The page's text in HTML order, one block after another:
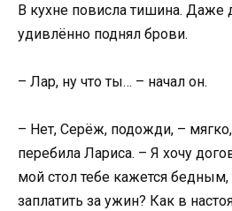
В кухне повисла тишина. Даже
удивлённо поднял брови.
– Лар, ну что ты… – начал он.
– Нет, Серёж, подожди, –
перебила Лариса. – Я хочу
мой стол тебе кажется
заплатить за ужин? Как в